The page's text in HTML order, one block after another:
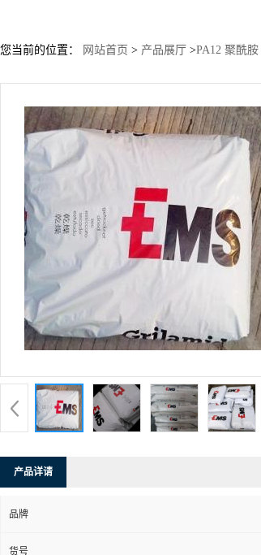
您当前的位置： 网站首页 > 产品展厅 >PA12 聚酰胺
产品详请
品牌
货号